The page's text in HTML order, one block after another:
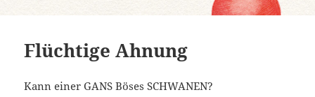
Flüchtige Ahnung
Kann einer GANS Böses SCHWANEN?